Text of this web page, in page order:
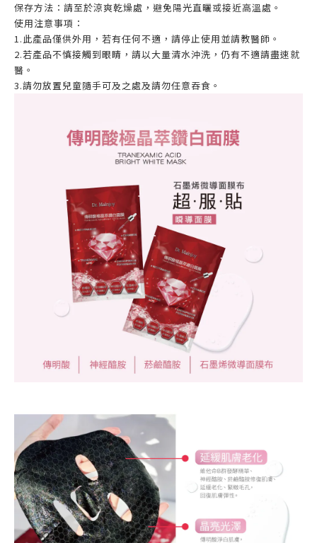
保存方法：請至於涼爽乾燥處，避免陽光直曬或接近高溫處。
使用注意事項：
1.此產品僅供外用，若有任何不適，請停止使用並請教醫師。
2.若產品不慎接觸到眼睛，請以大量清水沖洗，仍有不適請盡速就
醫。
3.請勿放置兒童隨手可及之處及請勿任意吞食。